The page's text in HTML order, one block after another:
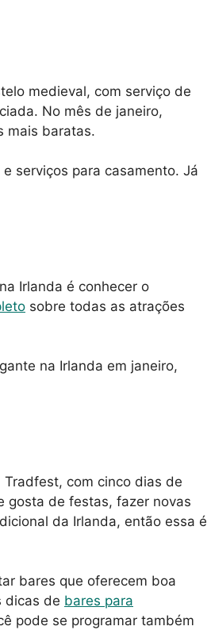
medieval, com serviço de
No mês de janeiro,
mais baratas.
serviços para casamento. Já
Irlanda é conhecer o
sobre todas as atrações
na Irlanda em janeiro,
com cinco dias de
gosta de festas, fazer novas
da Irlanda, então essa é
bares que oferecem boa
dicas de bares para
pode se programar também